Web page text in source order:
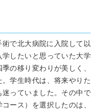
で北大病院に入院して以
したいと思っていた大学
の移り変わりが美しく、
学生時代は、将来やりた
っていました。その中で
ース）を選択したのは、